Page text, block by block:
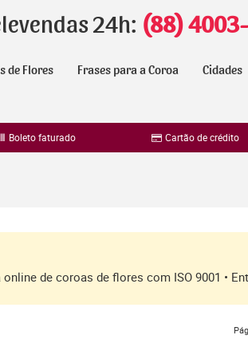
24h: (88)
de Flores Frases para a Coroa Cidades
Boleto faturado Cartão de crédito
de coroas de flores com ISO 9001 •